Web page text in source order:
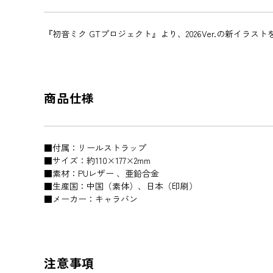
『初音ミク GTプロジェクト』より、2026Ver.の新イラス
商品仕様
■付属：リールストラップ
■サイズ：約110×177×2mm
■素材：PUレザー 、亜鉛合金
■生産国：中国（素体）、日本（印刷）
■メーカー：キャラバン
注意事項